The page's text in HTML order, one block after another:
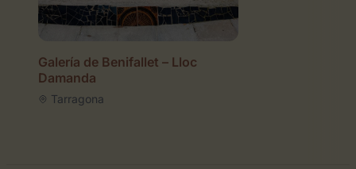
Galería de Benifallet – Lloc
Damanda
Tarragona